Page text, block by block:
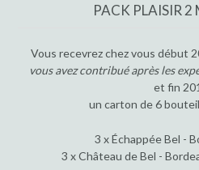
PACK PLAISIR 2
Vous recevrez chez vous début
vous avez contribué après les
et fin
un carton de 6
3 x Échappée Bel -
3 x Château de Bel -